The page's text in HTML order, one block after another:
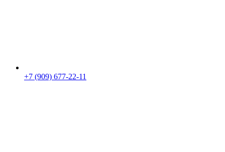
+7 (909) 677-22-11